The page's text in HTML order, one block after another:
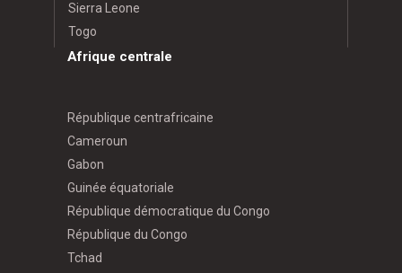
Sierra Leone
Togo
Afrique centrale
République centrafricaine
Cameroun
Gabon
Guinée équatoriale
République démocratique du Congo
République du Congo
Tchad